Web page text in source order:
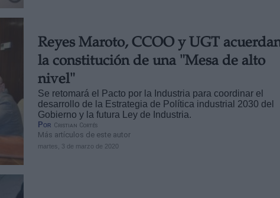
Reyes Maroto, CCOO y UGT
la constitución de una "Mesa de alto
nivel"
Se retomará el Pacto por la Industria para coordinar el
desarrollo de la Estrategia de Política industrial 2030 del
Gobierno y la futura Ley de Industria.
Por Cristian Cortés
Más artículos de este autor
martes, 3 de marzo de 2020